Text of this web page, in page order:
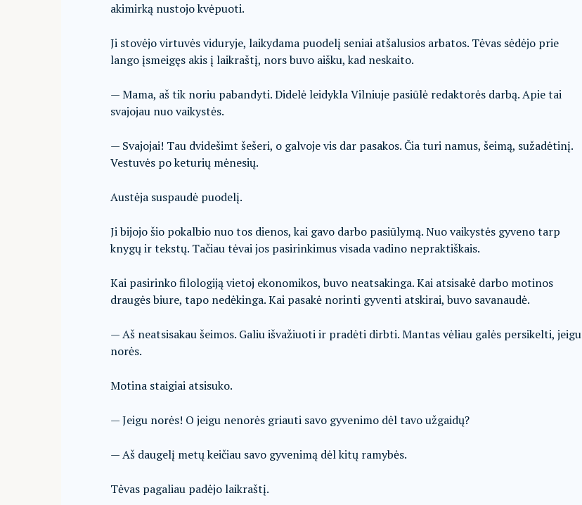
akimirką nustojo kvėpuoti.
Ji stovėjo virtuvės viduryje, laikydama puodelį seniai atšalusios arbatos. Tėvas sėdėjo prie
lango įsmeigęs akis į laikraštį, nors buvo aišku, kad neskaito.
— Mama, aš tik noriu pabandyti. Didelė leidykla Vilniuje pasiūlė redaktorės darbą. Apie tai
svajojau nuo vaikystės.
— Svajojai! Tau dvidešimt šešeri, o galvoje vis dar pasakos. Čia turi namus, šeimą, sužadėtinį.
Vestuvės po keturių mėnesių.
Austėja suspaudė puodelį.
Ji bijojo šio pokalbio nuo tos dienos, kai gavo darbo pasiūlymą. Nuo vaikystės gyveno tarp
knygų ir tekstų. Tačiau tėvai jos pasirinkimus visada vadino nepraktiškais.
Kai pasirinko filologiją vietoj ekonomikos, buvo neatsakinga. Kai atsisakė darbo motinos
draugės biure, tapo nedėkinga. Kai pasakė norinti gyventi atskirai, buvo savanaudė.
— Aš neatsisakau šeimos. Galiu išvažiuoti ir pradėti dirbti. Mantas vėliau galės persikelti, jeigu
norės.
Motina staigiai atsisuko.
— Jeigu norės! O jeigu nenorės griauti savo gyvenimo dėl tavo užgaidų?
— Aš daugelį metų keičiau savo gyvenimą dėl kitų ramybės.
Tėvas pagaliau padėjo laikraštį.